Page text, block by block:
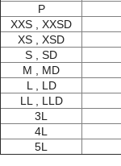
P
XXS , XXSD
XS , XSD
S , SD
M , MD
L , LD
LL , LLD
3L
4L
5L